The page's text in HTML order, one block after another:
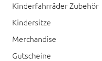
Kinderfahrräder Zubehör
Kindersitze
Merchandise
Gutscheine